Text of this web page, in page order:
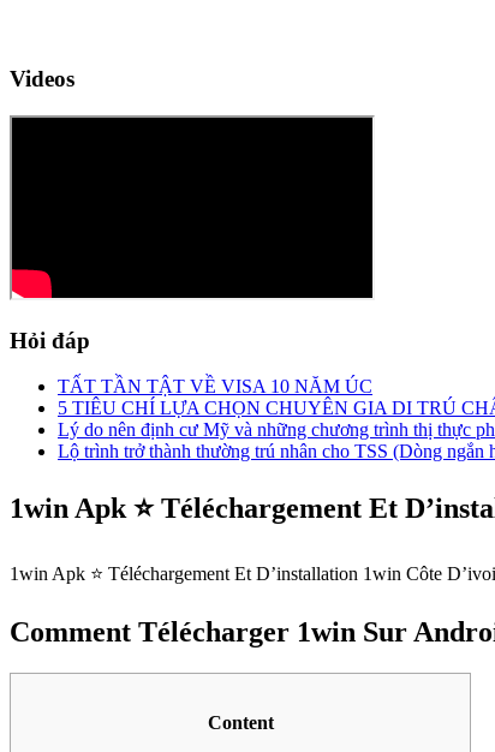
Videos
Hỏi đáp
TẤT TẦN TẬT VỀ VISA 10 NĂM ÚC
5 TIÊU CHÍ LỰA CHỌN CHUYÊN GIA DI TRÚ
Lý do nên định cư Mỹ và những chương trình thị thực
Lộ trình trở thành thường trú nhân cho TSS (Dòng
1win Apk ⭐ Téléchargement Et
1win Apk ⭐ Téléchargement Et D’installation 1win Côte
Comment Télécharger 1win Sur
Content